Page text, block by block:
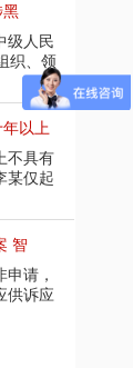
黑
级人民
织、领
以上
不具有
某仅起
智
请，
供诉应
存在